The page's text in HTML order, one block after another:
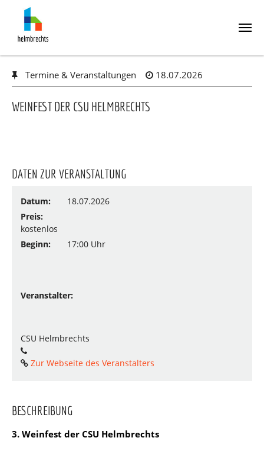
main
content
Termine & Veranstaltungen 18.07.2026
WEINFEST DER CSU HELMBRECHTS
DATEN ZUR VERANSTALTUNG
Datum:
18.07.2026
Preis:
kostenlos
Beginn:
17:00 Uhr
Veranstalter:
CSU Helmbrechts
Zur Webseite des Veranstalters
BESCHREIBUNG
3. Weinfest der CSU Helmbrechts